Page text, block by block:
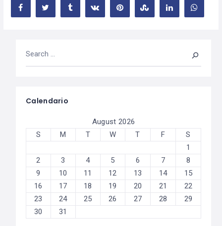
Calendario
August 2026
S
M T W T F
S
1
2
3 4 5 6 7
8
9
10 11 12 13 14
15
16
17 18 19 20 21
22
23
24 25 26 27 28
29
30
31